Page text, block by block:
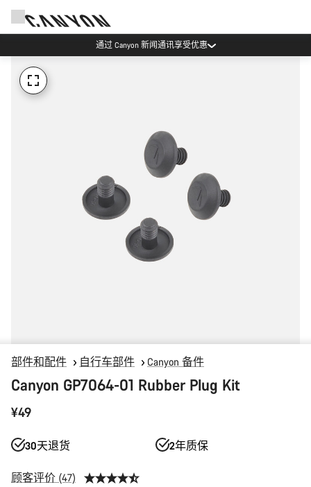
通过 Canyon 新闻通讯享受优惠
部件和配件 自行车部件 Canyon 备件
Canyon GP7064-01 Rubber Plug Kit
¥49
30天退货 2年质保
顾客评价 (47)